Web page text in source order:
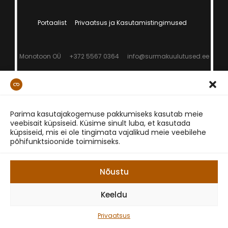
Parima kasutajakogemuse pakkumiseks kasutab meie
veebisait küpsiseid. Küsime sinult luba, et kasutada
küpsiseid, mis ei ole tingimata vajalikud meie veebilehe
põhifunktsioonide toimimiseks.
Nõustu
Keeldu
Privaatsus
Portaalist Privaatsus ja Kasutamistingimused
Monotoon OÜ +372 5567 0364 info@surmakuulutused.ee